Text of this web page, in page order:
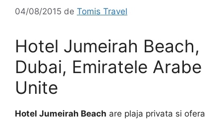
04/08/2015 de Tomis Travel
Hotel Jumeirah Beach,
Dubai, Emiratele Arabe
Unite
Hotel Jumeirah Beach are plaja privata si ofera